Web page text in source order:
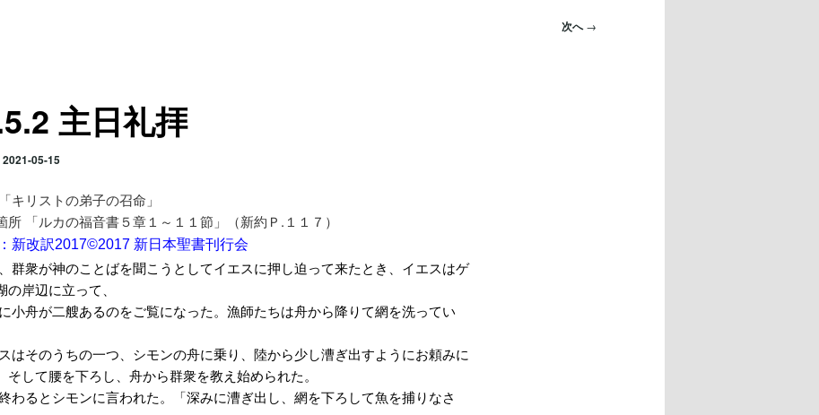
次へ→
主日礼拝
2021-05-15
「キリストの弟子の召命 」
所 「ルカの福音書５章１～１１節」（新約Ｐ.１１７）
新改訳2017©2017 新日本聖書刊行会
群衆が神のことばを聞こうとしてイエスに押し迫って来たとき、イエスはゲ
の岸辺に立って、
小舟が二艘あるのをご覧になった。漁師たちは舟から降りて網を洗ってい
はそのうちの一つ、シモンの舟に乗り、陸から少し漕ぎ出すようにお頼みに
そして腰を下ろし、舟から群衆を教え始められた。
わるとシモンに言われた。「深みに漕ぎ出し、網を下ろして魚を捕りなさ